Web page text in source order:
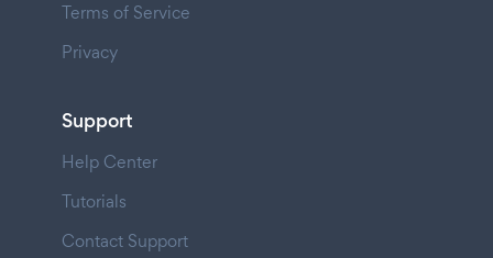
Terms of Service
Privacy
Support
Help Center
Tutorials
Contact Support